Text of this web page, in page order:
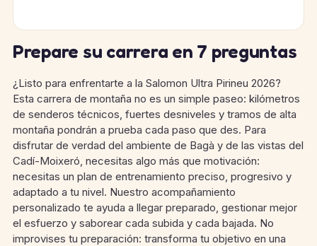
Prepare su carrera en 7 preguntas
¿Listo para enfrentarte a la Salomon Ultra Pirineu 2026?
Esta carrera de montaña no es un simple paseo: kilómetros
de senderos técnicos, fuertes desniveles y tramos de alta
montaña pondrán a prueba cada paso que des. Para
disfrutar de verdad del ambiente de Bagà y de las vistas del
Cadí-Moixeró, necesitas algo más que motivación:
necesitas un plan de entrenamiento preciso, progresivo y
adaptado a tu nivel. Nuestro acompañamiento
personalizado te ayuda a llegar preparado, gestionar mejor
el esfuerzo y saborear cada subida y cada bajada. No
improvises tu preparación: transforma tu objetivo en una